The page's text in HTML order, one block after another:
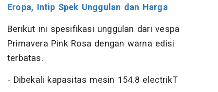
Eropa, Intip Spek Unggulan dan Harga
Berikut ini spesifikasi unggulan dari vespa
Primavera Pink Rosa dengan warna edisi
terbatas.
- Dibekali kapasitas mesin 154.8 electrikT